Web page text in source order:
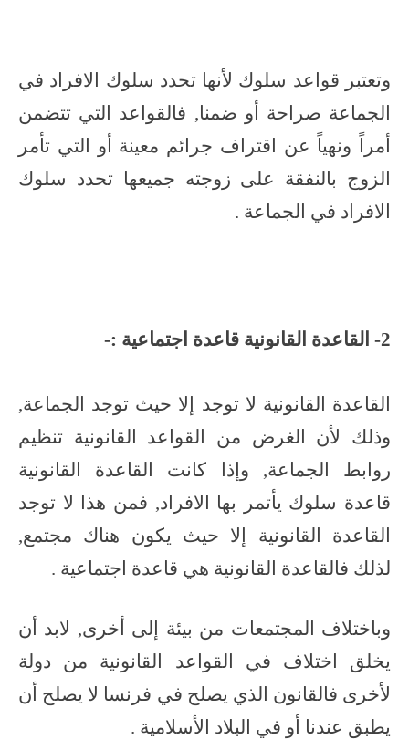
وتعتبر قواعد سلوك لأنها تحدد سلوك الافراد في
الجماعة صراحة أو ضمنا, فالقواعد التي تتضمن
أمراً ونهياً عن اقتراف جرائم معينة أو التي تأمر
الزوج بالنفقة على زوجته جميعها تحدد سلوك
الافراد في الجماعة .
2- القاعدة القانونية قاعدة اجتماعية :-
القاعدة القانونية لا توجد إلا حيث توجد الجماعة,
وذلك لأن الغرض من القواعد القانونية تنظيم
روابط الجماعة, وإذا كانت القاعدة القانونية
قاعدة سلوك يأتمر بها الافراد, فمن هذا لا توجد
القاعدة القانونية إلا حيث يكون هناك مجتمع,
لذلك فالقاعدة القانونية هي قاعدة اجتماعية .
وباختلاف المجتمعات من بيئة إلى أخرى, لابد أن
يخلق اختلاف في القواعد القانونية من دولة
لأخرى فالقانون الذي يصلح في فرنسا لا يصلح أن
يطبق عندنا أو في البلاد الأسلامية .